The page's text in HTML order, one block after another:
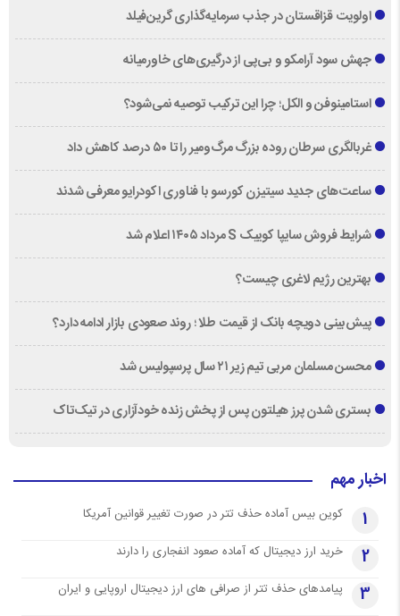
اولویت قزاقستان در جذب سرمایه‌گذاری گرین‌فیلد
جهش سود آرامکو و بی‌پی از درگیری‌های خاورمیانه
استامینوفن و الکل؛ چرا این ترکیب توصیه نمی‌شود؟
غربالگری سرطان روده بزرگ مرگ‌ومیر را تا ۵۰ درصد کاهش داد
ساعت‌های جدید سیتیزن کورسو با فناوری اکودرایو معرفی شدند
شرایط فروش سایپا کوییک S مرداد ۱۴۰۵ اعلام شد
بهترین رژیم لاغری چیست؟
پیش‌بینی دویچه‌ بانک از قیمت طلا ؛ روند صعودی بازار ادامه دارد؟
محسن مسلمان مربی تیم زیر ۲۱ سال پرسپولیس شد
بستری شدن پرز هیلتون پس از پخش زنده خودآزاری در تیک‌تاک
اخبار مهم
1 کوین بیس آماده حذف تتر در صورت تغییر قوانین آمریکا
2 خرید ارز دیجیتال که آماده صعود انفجاری را دارند
3 پیامدهای حذف تتر از صرافی های ارز دیجیتال اروپایی و ایران